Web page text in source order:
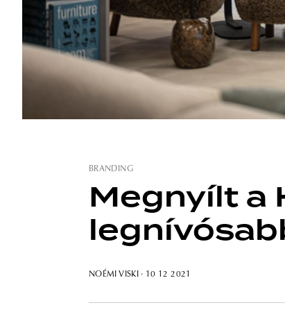
BRANDING
Megnyílt a
NOÉMI VISKI · 10 12 2021